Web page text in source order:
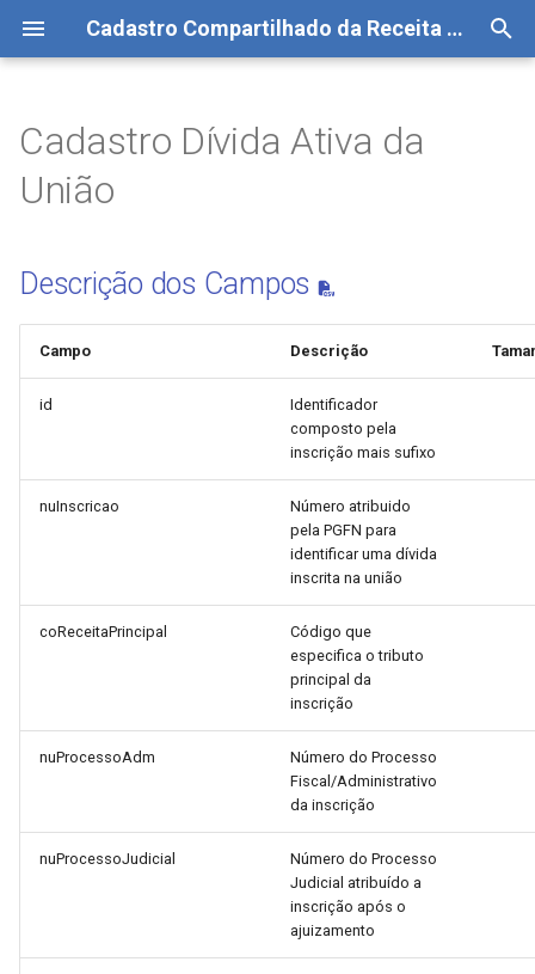
Cadastro Compartilhado da Receita Federal
c
a
i
Preparação
Como consultar
Manutenção do Peer
Descrição dos Campos
Domínio Receita Principal
Inscrição
Cadastro Dívida Ativa da
União
Descrição dos Campos
Campo Descrição
id
Identificador
composto pela
inscrição mais sufixo
nuInscricao
Número atribuido
pela PGFN para
identificar uma dívida
inscrita na união
coReceitaPrincipal
Código que
especifica o tributo
principal da
inscrição
nuProcessoAdm
Número do Processo
Fiscal/Administrativo
da inscrição
nuProcessoJudicial
Número do Processo
Judicial atribuído a
inscrição após o
ajuizamento